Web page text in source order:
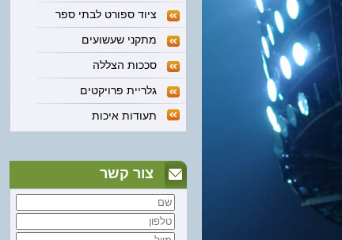
ציוד ספורט לבתי ספר
מתקני שעשועים
סככות הצללה
גלריית פרויקטים
תעודות איכות
צור קשר